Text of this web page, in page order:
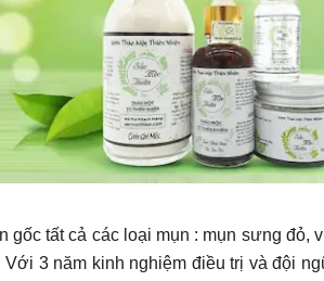
gốc tất cả các loại mụn : mụn sưng
Với 3 năm kinh nghiệm điều trị và đội